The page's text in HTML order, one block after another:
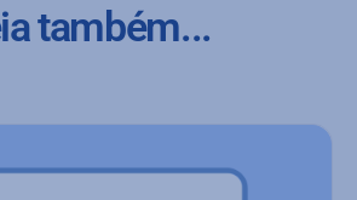
também...